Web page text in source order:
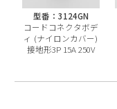
型番：3124GN
コードコネクタボデ
ィ (ナイロンカバー)
接地形3P 15A 250V